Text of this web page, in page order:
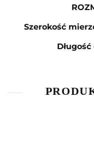
Szerokość